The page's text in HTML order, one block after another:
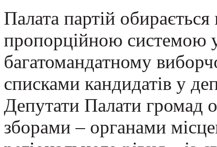
Палата партій
пропорційною системою
багатомандатному
списками кандидатів у
Депутати Палати громад
зборами – органами